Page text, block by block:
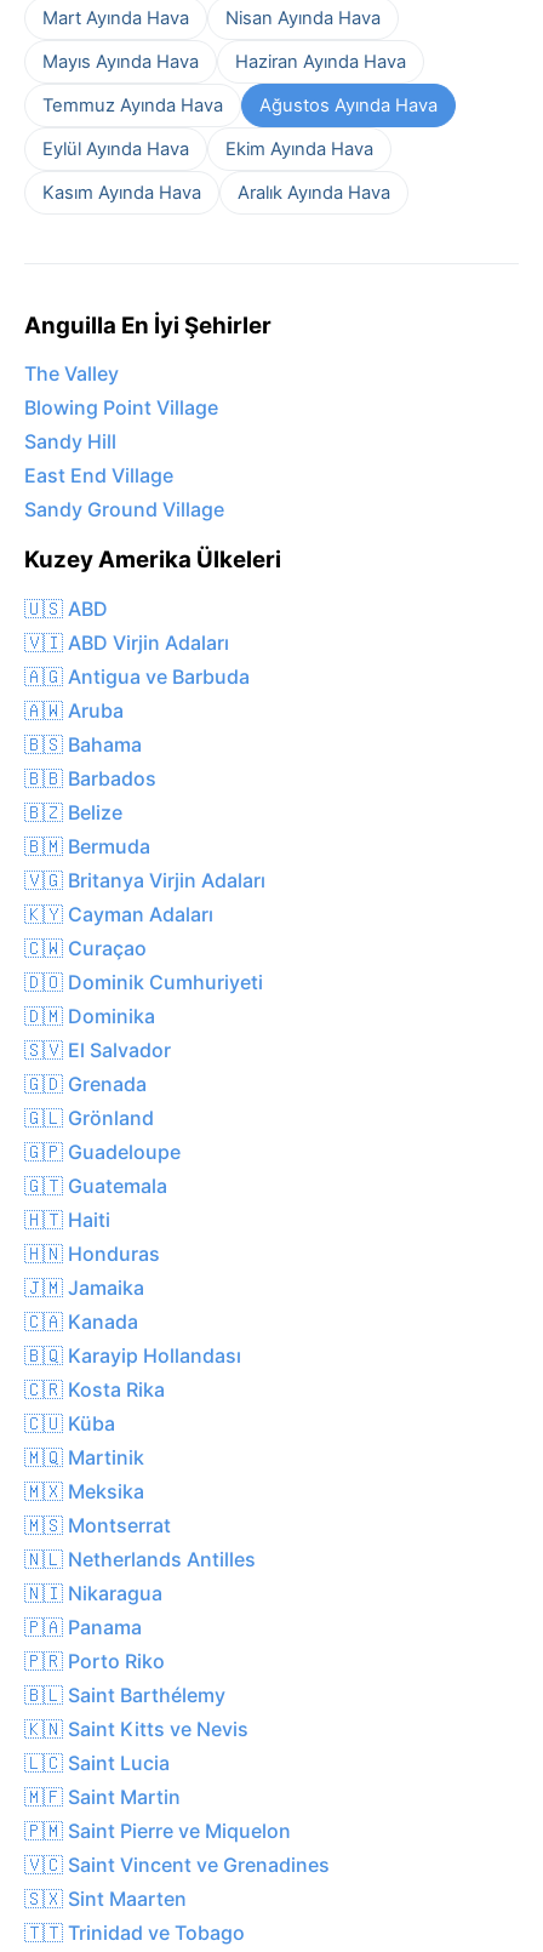
Mart Ayında Hava
Nisan Ayında Hava
Mayıs Ayında Hava
Haziran Ayında Hava
Temmuz Ayında Hava
Ağustos Ayında Hava
Eylül Ayında Hava
Ekim Ayında Hava
Kasım Ayında Hava
Aralık Ayında Hava
Anguilla En İyi Şehirler
The Valley
Blowing Point Village
Sandy Hill
East End Village
Sandy Ground Village
Kuzey Amerika Ülkeleri
🇺🇸 ABD
🇻🇮 ABD Virjin Adaları
🇦🇬 Antigua ve Barbuda
🇦🇼 Aruba
🇧🇸 Bahama
🇧🇧 Barbados
🇧🇿 Belize
🇧🇲 Bermuda
🇻🇬 Britanya Virjin Adaları
🇰🇾 Cayman Adaları
🇨🇼 Curaçao
🇩🇴 Dominik Cumhuriyeti
🇩🇲 Dominika
🇸🇻 El Salvador
🇬🇩 Grenada
🇬🇱 Grönland
🇬🇵 Guadeloupe
🇬🇹 Guatemala
🇭🇹 Haiti
🇭🇳 Honduras
🇯🇲 Jamaika
🇨🇦 Kanada
🇧🇶 Karayip Hollandası
🇨🇷 Kosta Rika
🇨🇺 Küba
🇲🇶 Martinik
🇲🇽 Meksika
🇲🇸 Montserrat
🇳🇱 Netherlands Antilles
🇳🇮 Nikaragua
🇵🇦 Panama
🇵🇷 Porto Riko
🇧🇱 Saint Barthélemy
🇰🇳 Saint Kitts ve Nevis
🇱🇨 Saint Lucia
🇲🇫 Saint Martin
🇵🇲 Saint Pierre ve Miquelon
🇻🇨 Saint Vincent ve Grenadines
🇸🇽 Sint Maarten
🇹🇹 Trinidad ve Tobago